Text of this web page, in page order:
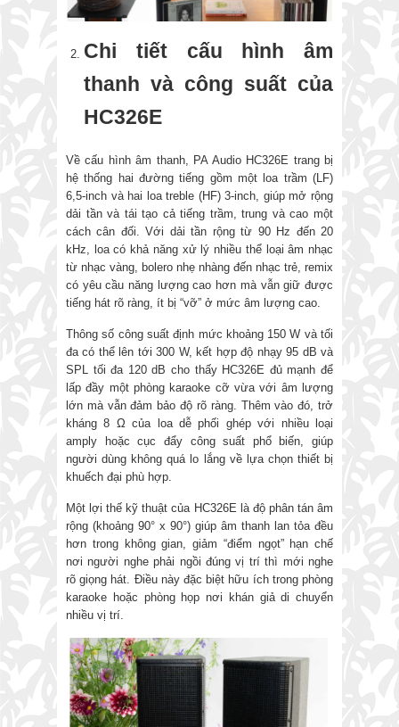
Chi tiết cấu hình âm
thanh và công suất của
HC326E
Về cấu hình âm thanh, PA Audio HC326E trang bị
hệ thống hai đường tiếng gồm một loa trầm (LF)
6,5-inch và hai loa treble (HF) 3-inch, giúp mở rộng
dải tần và tái tạo cả tiếng trầm, trung và cao một
cách cân đối. Với dải tần rộng từ 90 Hz đến 20
kHz, loa có khả năng xử lý nhiều thể loại âm nhạc
từ nhạc vàng, bolero nhẹ nhàng đến nhạc trẻ, remix
có yêu cầu năng lượng cao hơn mà vẫn giữ được
tiếng hát rõ ràng, ít bị “vỡ” ở mức âm lượng cao.
Thông số công suất định mức khoảng 150 W và tối
đa có thể lên tới 300 W, kết hợp độ nhạy 95 dB và
SPL tối đa 120 dB cho thấy HC326E đủ mạnh để
lấp đầy một phòng karaoke cỡ vừa với âm lượng
lớn mà vẫn đảm bảo độ rõ ràng. Thêm vào đó, trở
kháng 8 Ω của loa dễ phối ghép với nhiều loại
amply hoặc cục đẩy công suất phổ biến, giúp
người dùng không quá lo lắng về lựa chọn thiết bị
khuếch đại phù hợp.
Một lợi thế kỹ thuật của HC326E là độ phân tán âm
rộng (khoảng 90° x 90°) giúp âm thanh lan tỏa đều
hơn trong không gian, giảm “điểm ngọt” hạn chế
nơi người nghe phải ngồi đúng vị trí thì mới nghe
rõ giọng hát. Điều này đặc biệt hữu ích trong phòng
karaoke hoặc phòng họp nơi khán giả di chuyển
nhiều vị trí.